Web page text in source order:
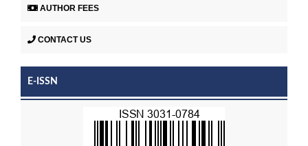
AUTHOR FEES
CONTACT US
E-ISSN